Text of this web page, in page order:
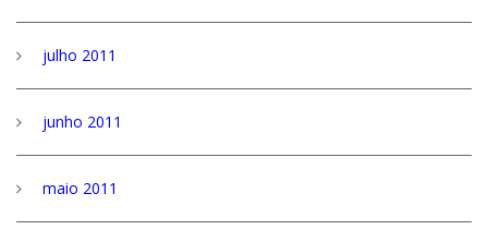
julho 2011
junho 2011
maio 2011